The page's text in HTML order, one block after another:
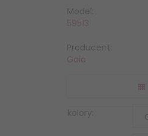
Model:
59513
Producent:
Gaia
kolory: